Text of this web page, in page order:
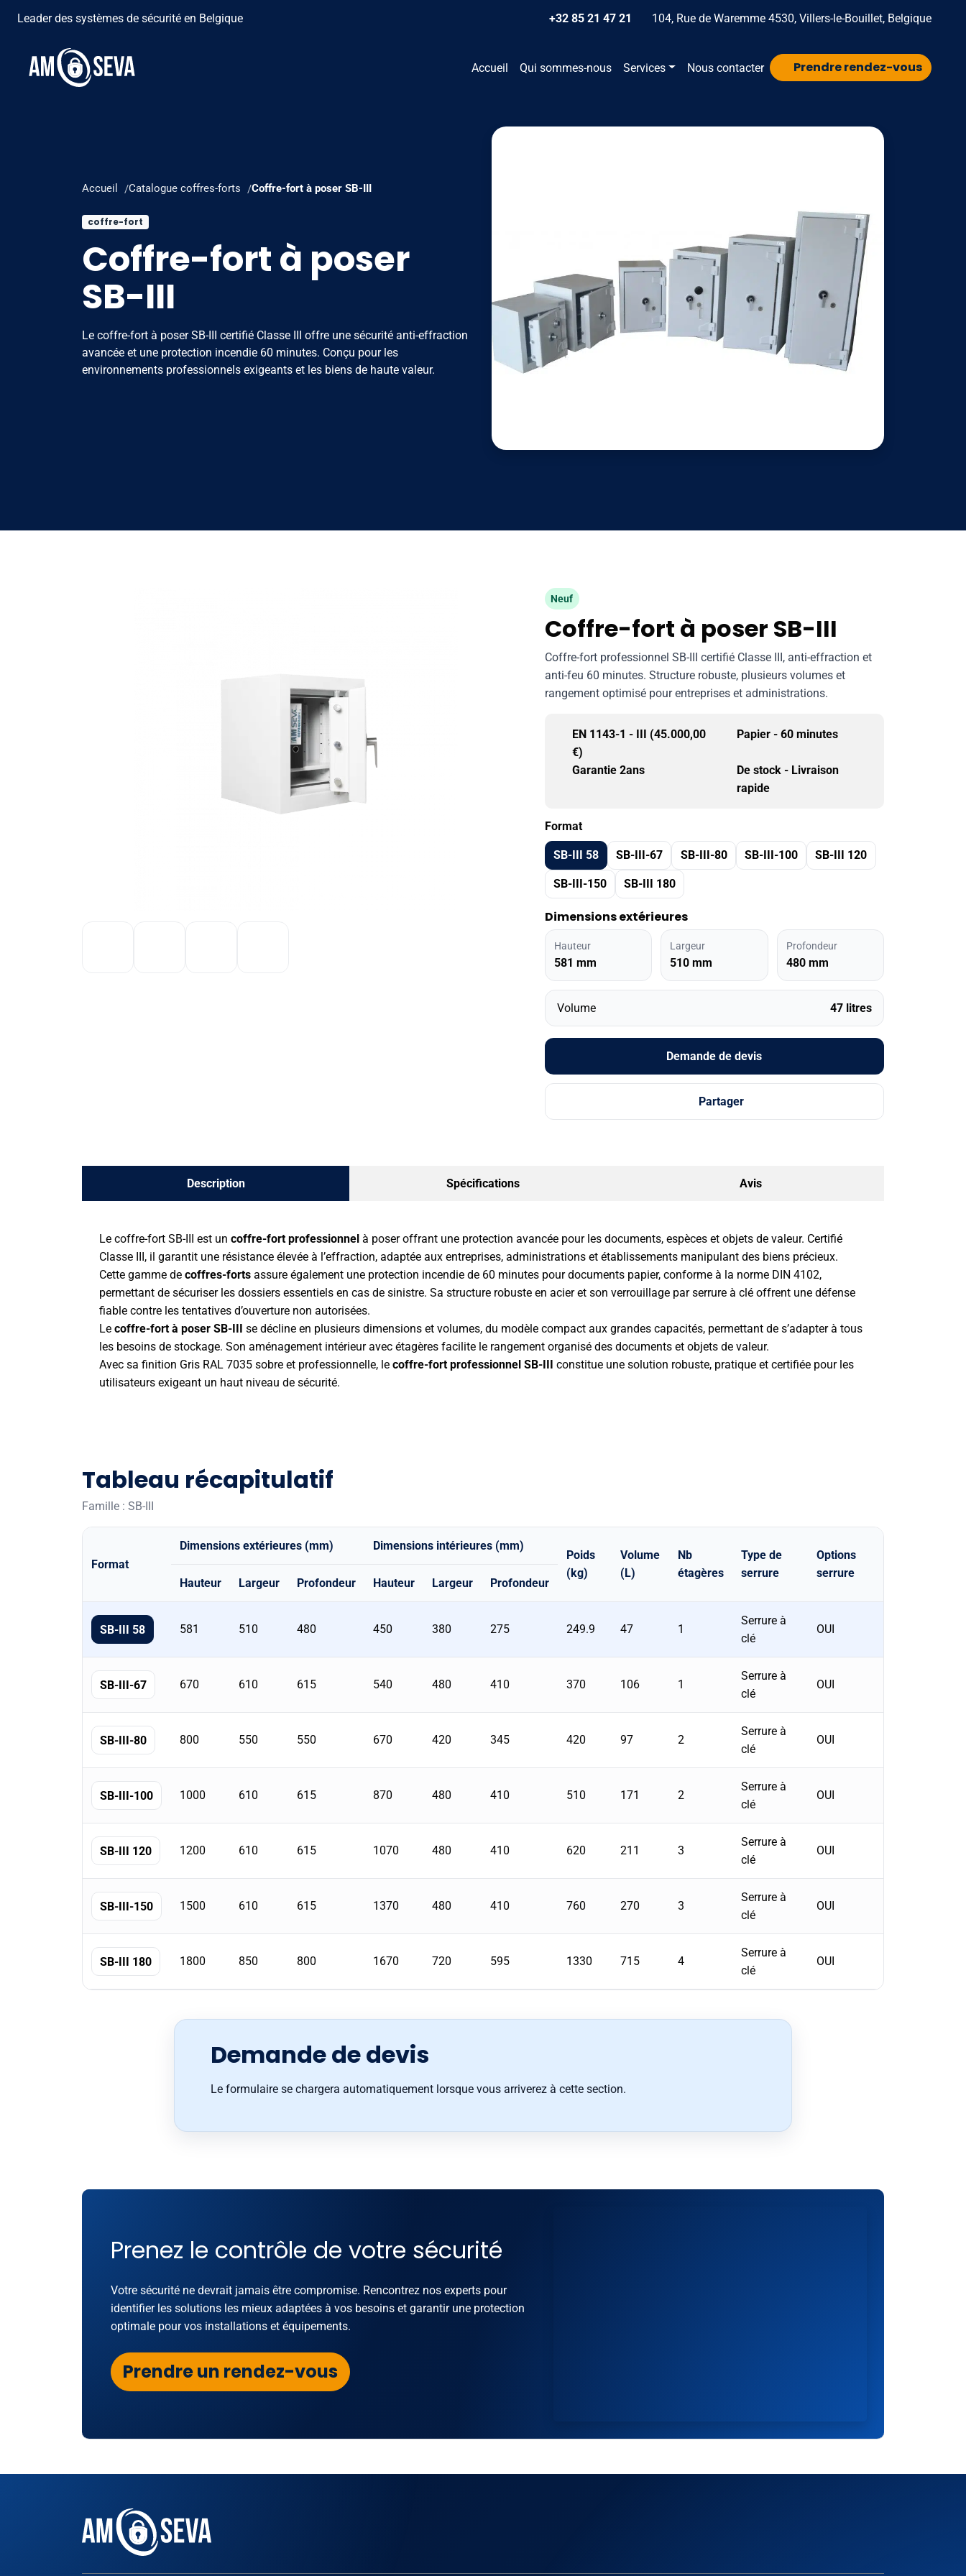
Leader des systèmes de sécurité en Belgique +32 85 21 47 21 104, Rue de Waremme 4530, Villers-le-Bouillet, Belgique
Accueil Qui sommes-nous Services Nous contacter Prendre rendez-vous
Accueil Catalogue coffres-forts Coffre-fort à poser SB-III
coffre-fort
Coffre-fort à poser
SB-III
Le coffre-fort à poser SB-III certifié Classe III offre une sécurité anti-effraction
avancée et une protection incendie 60 minutes. Conçu pour les
environnements professionnels exigeants et les biens de haute valeur.
Neuf
Coffre-fort à poser SB-III
Coffre-fort professionnel SB-III certifié Classe III, anti-effraction et
anti-feu 60 minutes. Structure robuste, plusieurs volumes et
rangement optimisé pour entreprises et administrations.
EN 1143-1 - III (45.000,00
€)
Papier - 60 minutes
Garantie 2ans
De stock - Livraison
rapide
Format
SB-III 58 SB-III-67 SB-III-80 SB-III-100 SB-III 120
SB-III-150 SB-III 180
Dimensions extérieures
Hauteur
581 mm
Largeur
510 mm
Profondeur
480 mm
Volume 47 litres
Demande de devis
Partager
Description Spécifications Avis
Le coffre-fort SB-III est un coffre-fort professionnel à poser offrant une protection avancée pour les documents, espèces et objets de valeur. Certifié
Classe III, il garantit une résistance élevée à l’effraction, adaptée aux entreprises, administrations et établissements manipulant des biens précieux.
Cette gamme de coffres-forts assure également une protection incendie de 60 minutes pour documents papier, conforme à la norme DIN 4102,
permettant de sécuriser les dossiers essentiels en cas de sinistre. Sa structure robuste en acier et son verrouillage par serrure à clé offrent une défense
fiable contre les tentatives d’ouverture non autorisées.
Le coffre-fort à poser SB-III se décline en plusieurs dimensions et volumes, du modèle compact aux grandes capacités, permettant de s’adapter à tous
les besoins de stockage. Son aménagement intérieur avec étagères facilite le rangement organisé des documents et objets de valeur.
Avec sa finition Gris RAL 7035 sobre et professionnelle, le coffre-fort professionnel SB-III constitue une solution robuste, pratique et certifiée pour les
utilisateurs exigeant un haut niveau de sécurité.
Tableau récapitulatif
Famille : SB-III
récapitulatif
des
avec
dimensions,
volume,
étagères
et
serrures.
Format
Dimensions extérieures (mm) Dimensions intérieures (mm)
Poids
(kg)
Volume
(L)
Nb
étagères
Type de
serrure
Options
serrure
Hauteur Largeur Profondeur Hauteur Largeur Profondeur
SB-III 58 581 510 480 450 380 275 249.9 47 1
Serrure à
clé
OUI
SB-III-67 670 610 615 540 480 410 370 106 1
Serrure à
clé
OUI
SB-III-80 800 550 550 670 420 345 420 97 2
Serrure à
clé
OUI
SB-III-100 1000 610 615 870 480 410 510 171 2
Serrure à
clé
OUI
SB-III 120 1200 610 615 1070 480 410 620 211 3
Serrure à
clé
OUI
SB-III-150 1500 610 615 1370 480 410 760 270 3
Serrure à
clé
OUI
SB-III 180 1800 850 800 1670 720 595 1330 715 4
Serrure à
clé
OUI
Demande de devis
Le formulaire se chargera automatiquement lorsque vous arriverez à cette section.
Prenez le contrôle de votre sécurité
Votre sécurité ne devrait jamais être compromise. Rencontrez nos experts pour
identifier les solutions les mieux adaptées à vos besoins et garantir une protection
optimale pour vos installations et équipements.
Prendre un rendez-vous